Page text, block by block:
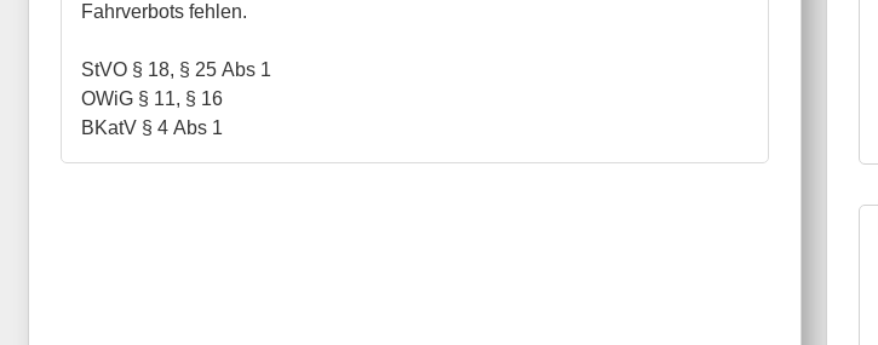
Fahrverbots fehlen.
StVO § 18, § 25 Abs 1
OWiG § 11, § 16
BKatV § 4 Abs 1